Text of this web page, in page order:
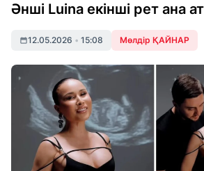
Әнші Luina екінші рет ана
12.05.2026 • 15:08 Мөлдір ҚАЙНАР